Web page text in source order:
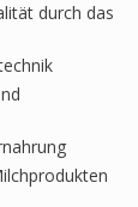
durch das